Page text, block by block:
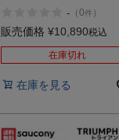
幅広 Saucony TRIUMPH
22 WIDE 200 アウトレッ
-（0件 ）
販売価格 ¥10,890税込
在庫切れ
在庫を見る